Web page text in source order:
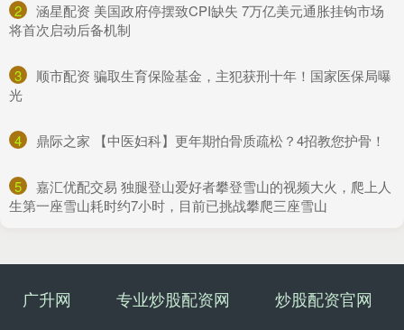
2
​涵星配资 美国政府停摆致CPI缺失 7万亿美元通胀挂钩市场
将首次启动后备机制
3
​顺市配资 骗取生育保险基金，主犯获刑十年！国家医保局曝
光
4 ​鼎际之家 【中医妇科】更年期怕骨质疏松？4招教您护骨！
5
​嘉汇优配交易 独腿登山爱好者攀登雪山的视频大火，爬上人
生第一座雪山耗时约7小时，目前已挑战攀爬三座雪山
广升网 专业炒股配资网
炒股配资官网